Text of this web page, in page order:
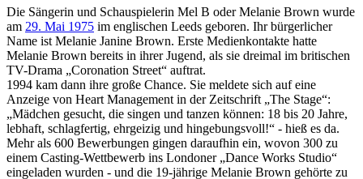
Die Sängerin und Schauspielerin Mel B oder Melanie Brown wurde
am 29. Mai 1975 im englischen Leeds geboren. Ihr bürgerlicher
Name ist Melanie Janine Brown. Erste Medienkontakte hatte
Melanie Brown bereits in ihrer Jugend, als sie dreimal im britischen
TV-Drama „Coronation Street“ auftrat.
1994 kam dann ihre große Chance. Sie meldete sich auf eine
Anzeige von Heart Management in der Zeitschrift „The Stage“:
„Mädchen gesucht, die singen und tanzen können: 18 bis 20 Jahre,
lebhaft, schlagfertig, ehrgeizig und hingebungsvoll!“ - hieß es da.
Mehr als 600 Bewerbungen gingen daraufhin ein, wovon 300 zu
einem Casting-Wettbewerb ins Londoner „Dance Works Studio“
eingeladen wurden - und die 19-jährige Melanie Brown gehörte zu